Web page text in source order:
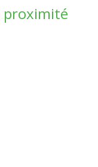
proximité